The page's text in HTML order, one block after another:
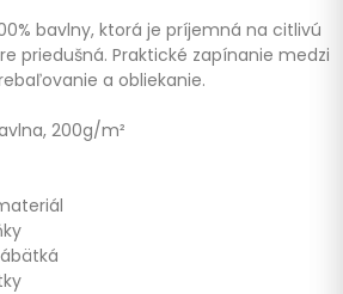
bavlny, ktorá je príjemná na citlivú
priedušná. Praktické zapínanie medzi
a obliekanie.
200g/m²